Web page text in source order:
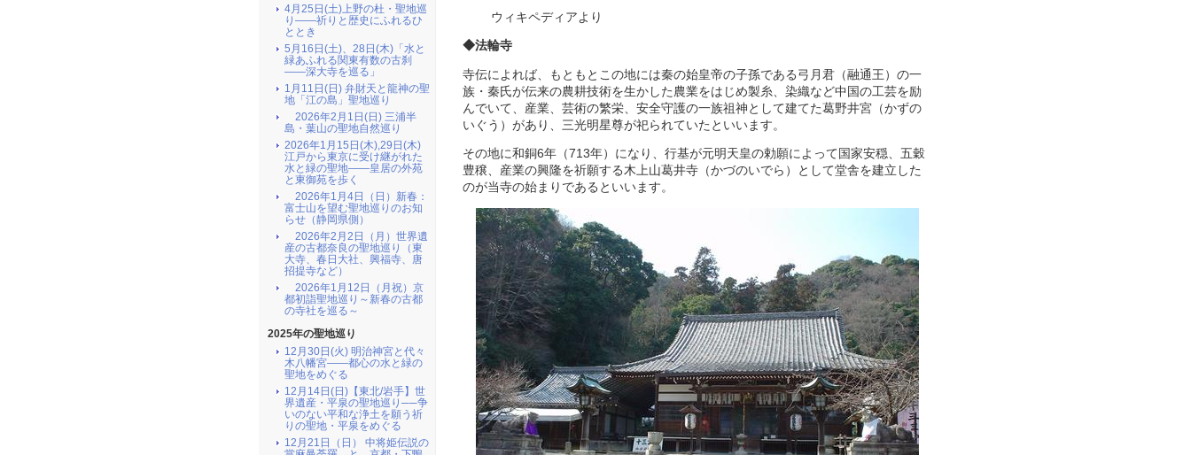
ウィキペディアより
◆法輪寺
寺伝によれば、もともとこの地には秦の始皇帝の子孫である弓月君（融通王）の一
族・秦氏が伝来の農耕技術を生かした農業をはじめ製糸、染織など中国の工芸を励
んでいて、産業、芸術の繁栄、安全守護の一族祖神として建てた葛野井宮（かずの
いぐう）があり、三光明星尊が祀られていたといいます。
その地に和銅6年（713年）になり、行基が元明天皇の勅願によって国家安穏、五穀
豊穣、産業の興隆を祈願する木上山葛井寺（かづのいでら）として堂舎を建立した
のが当寺の始まりであるといいます。
4月25日(土)上野の杜・聖地巡
り――祈りと歴史にふれるひ
ととき
5月16日(土)、28日(木)「水と
緑あふれる関東有数の古刹
――深大寺を巡る」
1月11日(日) 弁財天と龍神の聖
地「江の島」聖地巡り
2026年2月1日(日) 三浦半
島・葉山の聖地自然巡り
2026年1月15日(木),29日(木)
江戸から東京に受け継がれた
水と緑の聖地――皇居の外苑
と東御苑を歩く
2026年1月4日（日）新春：
富士山を望む聖地巡りのお知
らせ（静岡県側）
2026年2月2日（月）世界遺
産の古都奈良の聖地巡り（東
大寺、春日大社、興福寺、唐
招提寺など）
2026年1月12日（月祝）京
都初詣聖地巡り～新春の古都
の寺社を巡る～
2025年の聖地巡り
12月30日(火) 明治神宮と代々
木八幡宮――都心の水と緑の
聖地をめぐる
12月14日(日)【東北/岩手】世
界遺産・平泉の聖地巡り──争
いのない平和な浄土を願う祈
りの聖地・平泉をめぐる
12月21日（日） 中将姫伝説の